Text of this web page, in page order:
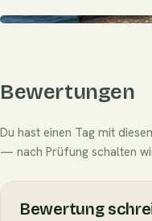
Bewertungen
Du hast einen Tag mit
— nach Prüfung schalten
Bewertung